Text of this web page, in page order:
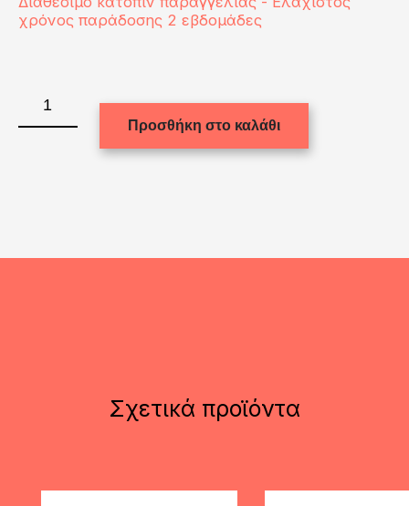
χρόνος παράδοσης 2 εβδομάδες
HANGER
(MDF)
Προσθήκη στο καλάθι
Σχετικά προϊόντα